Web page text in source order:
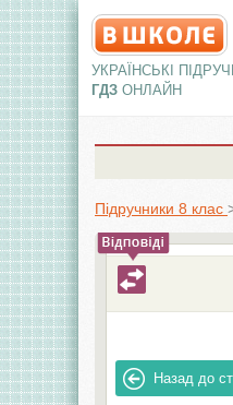
УКРАЇНСЬКІ
ГДЗ ОНЛАЙН
Підручники 8 клас
Назад до